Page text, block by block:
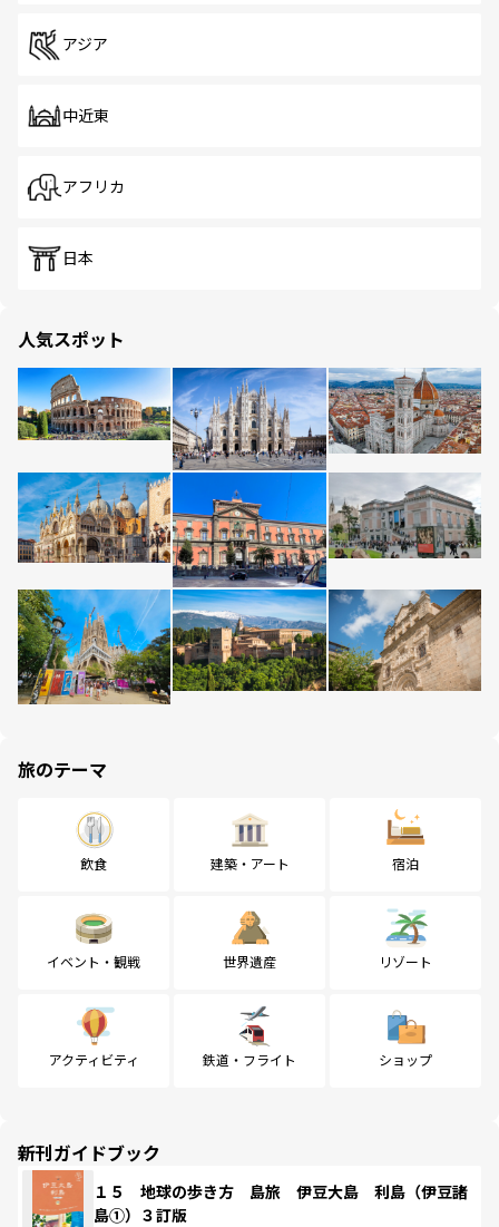
アジア
中近東
アフリカ
日本
人気スポット
旅のテーマ
飲食 建築・アート 宿泊
イベント・観戦 世界遺産 リゾート
アクティビティ 鉄道・フライト ショップ
新刊ガイドブック
１５ 地球の歩き方 島旅 伊豆大島 利島（伊豆諸
島①）３訂版